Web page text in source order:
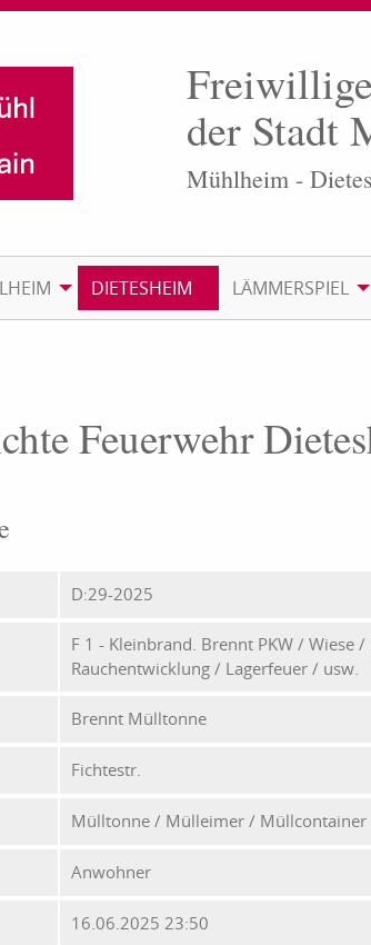
der Stadt
Mühlheim -
DIETESHEIM LÄMMERSPIEL
Feuerwehr
D:29-2025
F 1 - Kleinbrand. Brennt PKW / Wiese
Rauchentwicklung / Lagerfeuer / usw.
Brennt Mülltonne
Fichtestr.
Mülltonne / Mülleimer / Müllcontainer
Anwohner
16.06.2025 23:50